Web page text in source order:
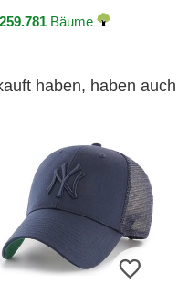
259.781Bäume
haben, haben auch